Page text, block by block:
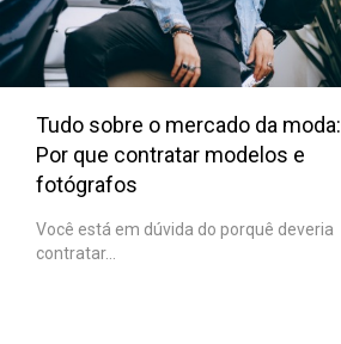
Tudo sobre o mercado da moda:
Por que contratar modelos e
fotógrafos
Você está em dúvida do porquê deveria
contratar...